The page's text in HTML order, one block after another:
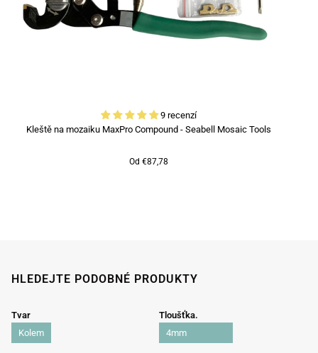
9 recenzí
Kleště na mozaiku MaxPro Compound - Seabell Mosaic Tools
Od €87,78
HLEDEJTE PODOBNÉ PRODUKTY
Tvar
Kolem
Tloušťka.
4mm